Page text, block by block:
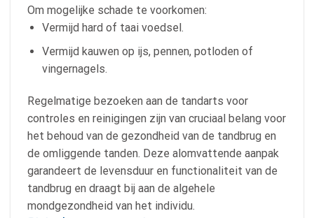
Om mogelijke schade te voorkomen:
Vermijd hard of taai voedsel.
Vermijd kauwen op ijs, pennen, potloden of
vingernagels.
Regelmatige bezoeken aan de tandarts voor
controles en reinigingen zijn van cruciaal belang voor
het behoud van de gezondheid van de tandbrug en
de omliggende tanden. Deze alomvattende aanpak
garandeert de levensduur en functionaliteit van de
tandbrug en draagt bij aan de algehele
mondgezondheid van het individu.